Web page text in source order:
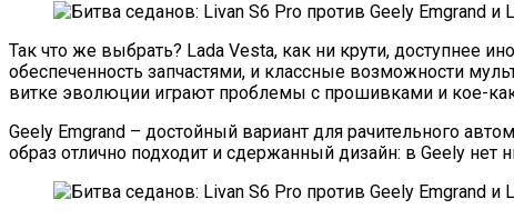
Так что же выбрать? Lada Vesta, как ни крути, доступнее
обеспеченность запчастями, и классные возможности
витке эволюции играют проблемы с прошивками и кое-
Geely Emgrand – достойный вариант для рачительного
образ отлично подходит и сдержанный дизайн: в Geely нет